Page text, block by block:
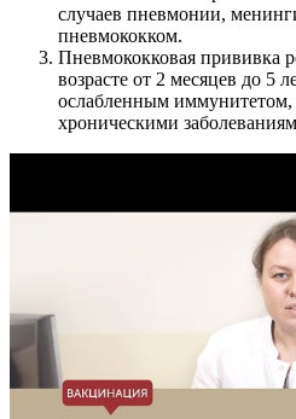
случаев пневмонии,
пневмококком.
Пневмококковая прививка
возрасте от 2 месяцев до 5
ослабленным
хроническими